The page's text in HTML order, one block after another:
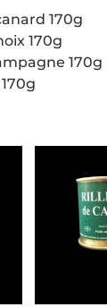
170g
170g
170g